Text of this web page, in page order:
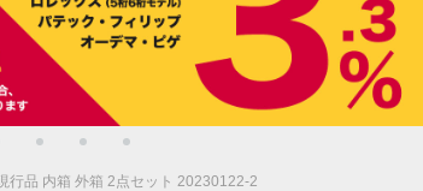
行品 内箱 外箱 2点セット 20230122-2